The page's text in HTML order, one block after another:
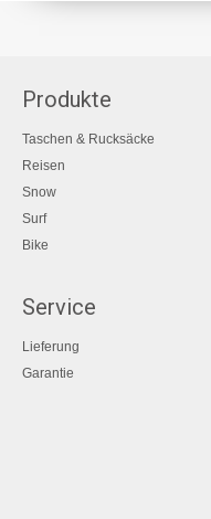
Produkte
Taschen & Rucksäcke
Reisen
Snow
Surf
Bike
Service
Lieferung
Garantie